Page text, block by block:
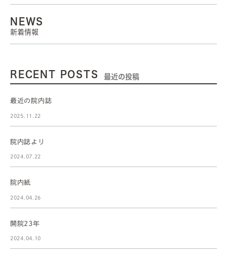
NEWS
新着情報
RECENT POSTS 最近の投稿
最近の院内誌
2025.11.22
院内誌より
2024.07.22
院内紙
2024.04.26
開院23年
2024.04.10